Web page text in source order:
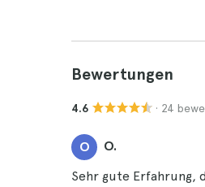
Bewertungen
4.6 · 24
O O.
Sehr gute Erfahrung,